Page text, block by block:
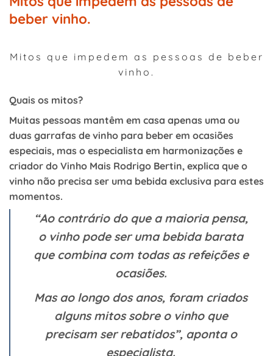
beber vinho.
Mitos que impedem as pessoas de beber
vinho.
Quais os mitos?
Muitas pessoas mantêm em casa apenas uma ou
duas garrafas de vinho para beber em ocasiões
especiais, mas o especialista em harmonizações e
criador do Vinho Mais Rodrigo Bertin, explica que o
vinho não precisa ser uma bebida exclusiva para estes
momentos.
“Ao contrário do que a maioria pensa,
o vinho pode ser uma bebida barata
que combina com todas as refeições e
ocasiões.
Mas ao longo dos anos, foram criados
alguns mitos sobre o vinho que
precisam ser rebatidos”, aponta o
especialista.